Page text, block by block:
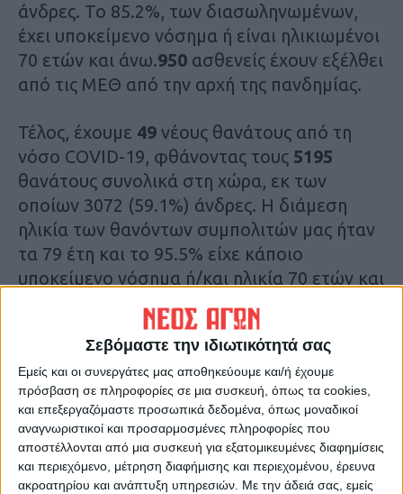
Σεβόμαστε την ιδιωτικότητά σας
Εμείς και οι συνεργάτες μας αποθηκεύουμε και/ή έχουμε
πρόσβαση σε πληροφορίες σε μια συσκευή, όπως τα cookies,
και επεξεργαζόμαστε προσωπικά δεδομένα, όπως μοναδικοί
αναγνωριστικοί και προσαρμοσμένες πληροφορίες που
αποστέλλονται από μια συσκευή για εξατομικευμένες διαφημίσεις
και περιεχόμενο, μέτρηση διαφήμισης και περιεχομένου, έρευνα
ακροατηρίου και ανάπτυξη υπηρεσιών. Με την άδειά σας, εμείς
άνδρες. To 85.2%, των διασωληνωμένων,
έχει υποκείμενο νόσημα ή είναι ηλικιωμένοι
70 ετών και άνω.950 ασθενείς έχουν εξέλθει
από τις ΜΕΘ από την αρχή της πανδημίας.
Τέλος, έχουμε 49 νέους θανάτους από τη
νόσο COVID-19, φθάνοντας τους 5195
θανάτους συνολικά στη χώρα, εκ των
οποίων 3072 (59.1%) άνδρες. Η διάμεση
ηλικία των θανόντων συμπολιτών μας ήταν
τα 79 έτη και το 95.5% είχε κάποιο
υποκείμενο νόσημα ή/και ηλικία 70 ετών και
Τελευταίες Ειδήσεις Σήμερα
Ακολούθησε την εφημερίδα ΝΕΟΣ
ΑΓΩΝ στο Google News!
Όλες οι εξελίξεις στην περιοχή της
Καρδίτσας και ευρύτερα της Θεσσαλίας